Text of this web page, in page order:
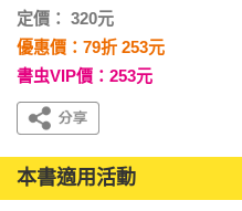
定價： 320元
優惠價：79折 253元
書虫VIP價：253元
本書適用活動